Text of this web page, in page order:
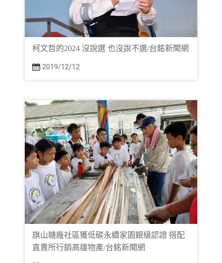
柯文哲的2024 沒說選 也沒說不選/台銘新聞網
2019/12/12
旗山糖廠社區獲低碳永續家園銀級認證 搭配
直賣所行銷高雄物產/台銘新聞網